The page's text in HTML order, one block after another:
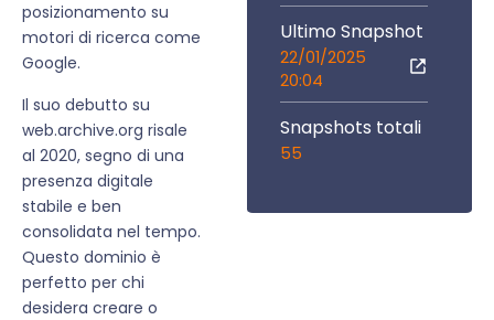
posizionamento su
motori di ricerca come
Google.
Il suo debutto su
web.archive.org risale
al 2020, segno di una
presenza digitale
stabile e ben
consolidata nel tempo.
Questo dominio è
perfetto per chi
desidera creare o
Ultimo Snapshot
22/01/2025
20:04
Snapshots totali
55